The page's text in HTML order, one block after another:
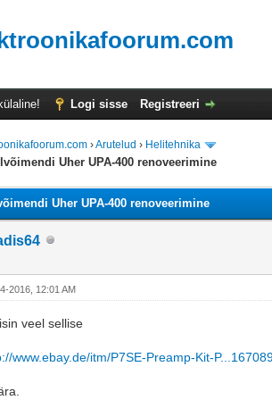
Logi sisse Registreeri
›Arutelud › Helitehnika
Uher UPA-400 renoveerimine
Uher UPA-400 renoveerimine
2016, 12:01 AM
veel sellise
www.ebay.de/itm/P7SE-Preamp-Kit-